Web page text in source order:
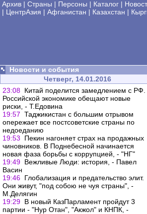
Архив | Страны | Персоны | Каталог |
| ЦентрАзия | Афганистан | Казахстан |
Новости и события
Четверг, 14.01.2016
23:08 Китай поделится замедлением с РФ.
Российской экономике обещают новые
риски, - Т.Едовина
19:57 Таджикистан с большим отрывом
опережает все постсоветские страны по
недоеданию
19:53
Пекин нагоняет страх на продажных
чиновников. В Поднебесной начинается
новая фаза борьбы с коррупцией, - "НГ"
19:49 Вежливые Люди: история, - Павел
Васин
19:46 Глобализация и предательство элит.
Они живут, "под собою не чуя страны", -
М.Делягин
19:29 В новый КазПарламент пройдут 3
партии - "Нур Отан", "Акжол" и КНПК, -